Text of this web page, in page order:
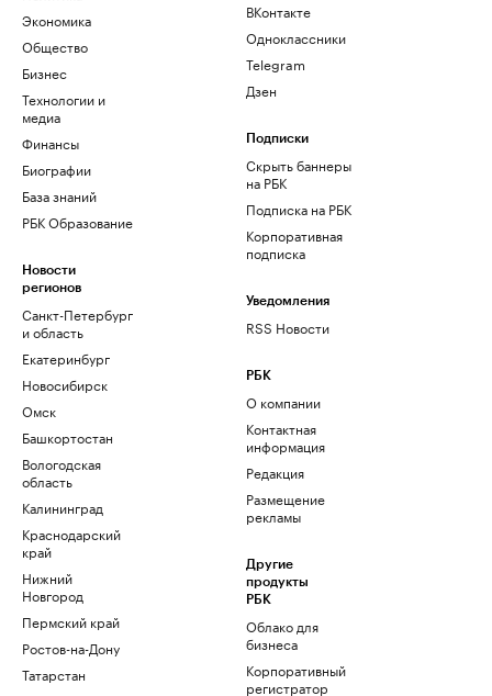
Экономика
Общество
Бизнес
Технологии и
медиа
Финансы
Биографии
База знаний
РБК Образование
Новости
регионов
Санкт-Петербург
и область
Екатеринбург
Новосибирск
Омск
Башкортостан
Вологодская
область
Калининград
Краснодарский
край
Нижний
Новгород
Пермский край
Ростов-на-Дону
Татарстан
ВКонтакте
Одноклассники
Telegram
Дзен
Подписки
Скрыть баннеры
на РБК
Подписка на РБК
Корпоративная
подписка
Уведомления
RSS Новости
РБК
О компании
Контактная
информация
Редакция
Размещение
рекламы
Другие
продукты
РБК
Облако для
бизнеса
Корпоративный
регистратор